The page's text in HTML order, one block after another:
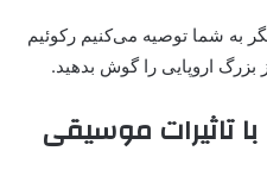
به شما توصیه می‌کنیم رکوئیم
بزرگ اروپایی را گوش بدهید.
تاثیرات موسیقی